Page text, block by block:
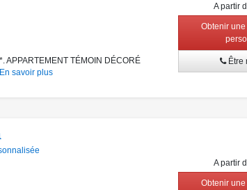
APPARTEMENT TÉMOIN DÉCORÉ
En savoir plus
A partir
Obtenir
Être
A partir
Obtenir